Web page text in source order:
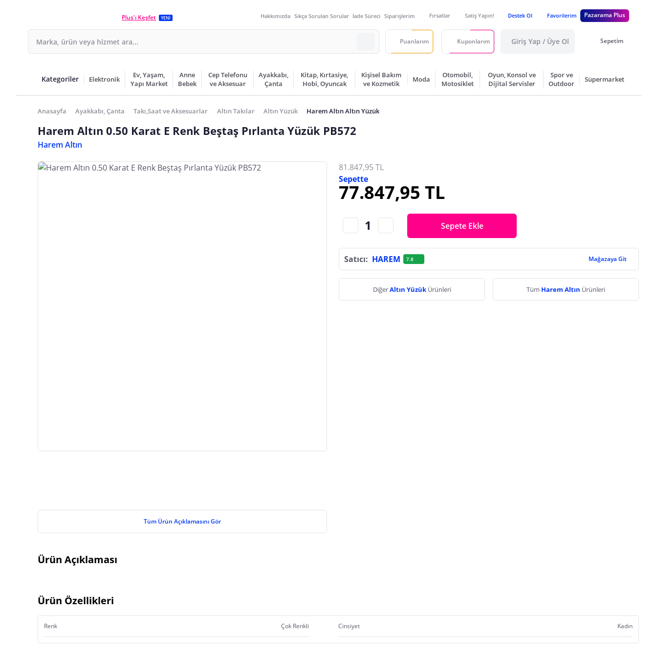
Plus'ı Keşfet YENİ Hakkımızda Sıkça Sorulan Sorular İade Süreci Siparişlerim Fırsatlar Satış Yapın! Destek Ol Favorilerim Pazarama Plus
Puanlarım Kuponlarım Giriş Yap / Üye Ol Sepetim
Kategoriler Elektronik
Ev, Yaşam,
Yapı Market
Anne
Bebek
Cep Telefonu
ve Aksesuar
Ayakkabı,
Çanta
Kitap, Kırtasiye,
Hobi, Oyuncak
Kişisel Bakım
ve Kozmetik
Moda
Otomobil,
Motosiklet
Oyun, Konsol ve
Dijital Servisler
Spor ve
Outdoor
Süpermarket
Anasayfa Ayakkabı, Çanta Takı,Saat ve Aksesuarlar Altın Takılar Altın Yüzük Harem Altın Altın Yüzük
Harem Altın 0.50 Karat E Renk Beştaş Pırlanta Yüzük PB572
Harem Altın
Tüm Ürün Açıklamasını Gör
81.847,95 TL
Sepette
77.847,95 TL
Sepete Ekle
Satıcı: HAREM 7.8 Mağazaya Git
DiğerAltın Yüzük Ürünleri Tüm Harem Altın Ürünleri
Ürün Açıklaması
Ürün Özellikleri
Renk Çok Renkli Cinsiyet Kadın